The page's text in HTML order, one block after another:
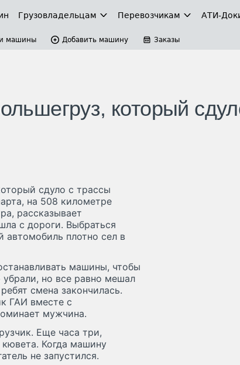
Грузовладельцам Перевозчикам АТИ-
машины Добавить машину Заказы
который
сдуло с трассы
на 508 километре
рассказывает
с дороги. Выбраться
плотно сел в
машины, чтобы
но все равно мешал
смена закончилась.
ГАИ вместе с
мужчина.
Еще часа три,
Когда машину
не запустился.